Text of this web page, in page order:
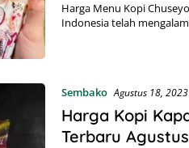
Harga Menu Kopi
Indonesia telah
Sembako Agustus 18, 2023
Harga Kopi
Terbaru